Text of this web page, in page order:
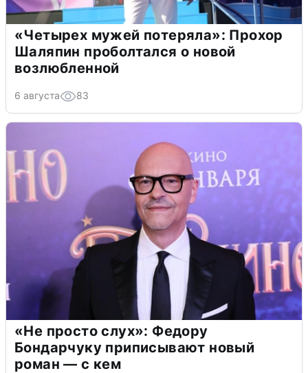
«Четырех мужей потеряла»: Прохор
Шаляпин проболтался о новой
возлюбленной
6 августа 83
«Не просто слух»: Федору
Бондарчуку приписывают новый
роман — с кем